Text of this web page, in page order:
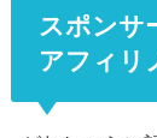
スポンサ
アフィリ